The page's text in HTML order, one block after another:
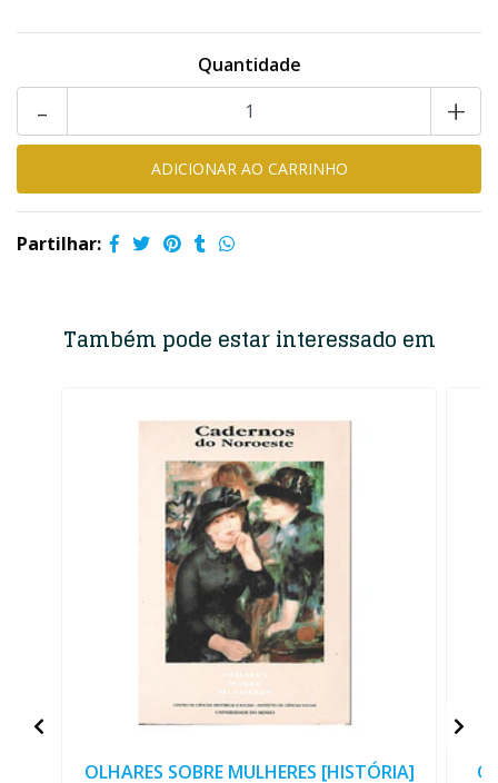
Quantidade
+
-
Partilhar:
Também pode estar interessado em
OLHARES SOBRE MULHERES [HISTÓRIA] O